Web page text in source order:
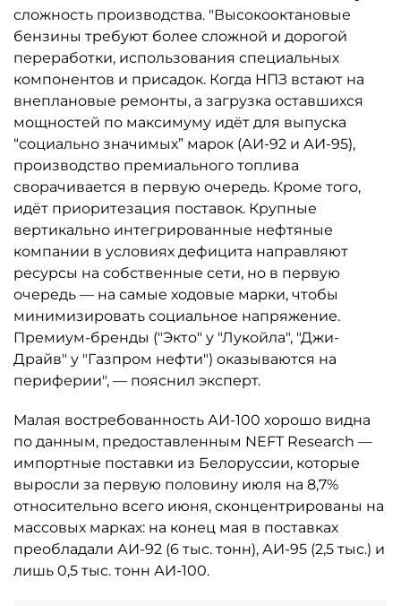
сложность производства. "Высокооктановые
бензины требуют более сложной и дорогой
переработки, использования специальных
компонентов и присадок. Когда НПЗ встают на
внеплановые ремонты, а загрузка оставшихся
мощностей по максимуму идёт для выпуска
“социально значимых” марок (АИ-92 и АИ-95),
производство премиального топлива
сворачивается в первую очередь. Кроме того,
идёт приоритезация поставок. Крупные
вертикально интегрированные нефтяные
компании в условиях дефицита направляют
ресурсы на собственные сети, но в первую
очередь — на самые ходовые марки, чтобы
минимизировать социальное напряжение.
Премиум-бренды ("Экто" у "Лукойла", "Джи-
Драйв" у "Газпром нефти") оказываются на
периферии", — пояснил эксперт.
Малая востребованность АИ-100 хорошо видна
по данным, предоставленным NEFT Research —
импортные поставки из Белоруссии, которые
выросли за первую половину июля на 8,7%
относительно всего июня, сконцентрированы на
массовых марках: на конец мая в поставках
преобладали АИ-92 (6 тыс. тонн), АИ-95 (2,5 тыс.) и
лишь 0,5 тыс. тонн АИ-100.